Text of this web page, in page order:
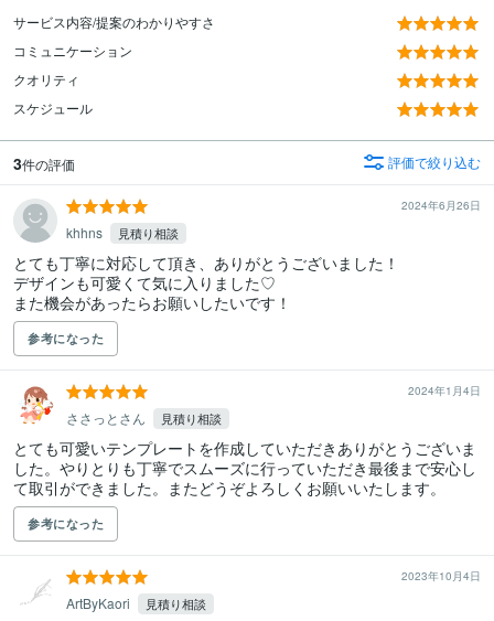
サービス内容/提案のわかりやすさ
コミュニケーション
クオリティ
スケジュール
3件の評価 評価で絞り込む
2024年6月26日
khhns 見積り相談
とても丁寧に対応して頂き、ありがとうございました！
デザインも可愛くて気に入りました♡
参考になった
2024年1月4日
ささっとさん 見積り相談
とても可愛いテンプレートを作成していただきありがとうございま
した。やりとりも丁寧でスムーズに行っていただき最後まで安心し
て取引ができました。またどうぞよろしくお願いいたします。
参考になった
2023年10月4日
ArtByKaori 見積り相談